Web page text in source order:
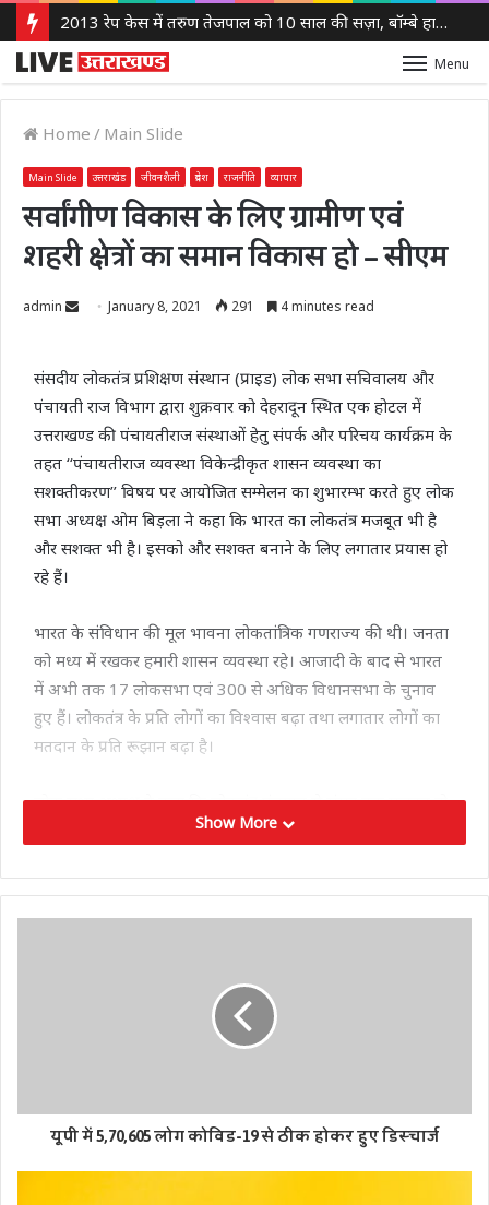
Menu
Home / Main Slide
Main Slide उत्तराखंड जीवनशैली प्रदेश राजनीति व्यापार
सर्वांगीण विकास के लिए ग्रामीण एवं
शहरी क्षेत्रों का समान विकास हो – सीएम
admin
SendJanuary 8, 2021 291 4 minutes read
संसदीय लोकतंत्र प्रशिक्षण संस्थान (प्राइड) लोक सभा सचिवालय और
पंचायती राज विभाग द्वारा शुक्रवार को देहरादून स्थित एक होटल में
उत्तराखण्ड की पंचायतीराज संस्थाओं हेतु संपर्क और परिचय कार्यक्रम के
तहत ‘‘पंचायतीराज व्यवस्था विकेन्द्रीकृत शासन व्यवस्था का
सशक्तीकरण’’ विषय पर आयोजित सम्मेलन का शुभारम्भ करते हुए लोक
सभा अध्यक्ष ओम बिड़ला ने कहा कि भारत का लोकतंत्र मजबूत भी है
और सशक्त भी है। इसको और सशक्त बनाने के लिए लगातार प्रयास हो
रहे हैं।
भारत के संविधान की मूल भावना लोकतांत्रिक गणराज्य की थी। जनता
को मध्य में रखकर हमारी शासन व्यवस्था रहे। आजादी के बाद से भारत
में अभी तक 17 लोकसभा एवं 300 से अधिक विधानसभा के चुनाव
हुए हैं। लोकतंत्र के प्रति लोगों का विश्वास बढ़ा तथा लगातार लोगों का
मतदान के प्रति रूझान बढ़ा है।
लोक सभा अध्यक्ष ने कहा कि लोकतंत्र पंचायत से संसद तक मजबूत हो
इसके लिए पंचायतीराज व्यवस्था के अन्तर्गत भी संवैधानिक प्राविधान
73वें संविधान संशोधन में माध्यम से ग्राम पंचायतों, पंचायत समितियों,
जिला पंचायतों को और अधिक सशक्त बनाया गया। लोक सभा अध्यक्ष
Show More
यूपी में 5,70,605 लोग कोविड-19 से ठीक होकर हुए डिस्चार्ज